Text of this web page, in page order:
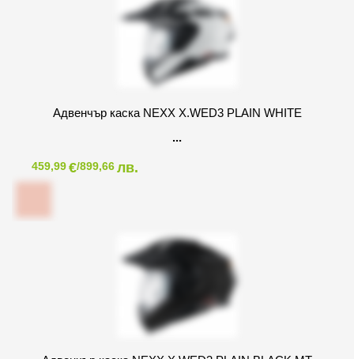
Адвенчър каска NEXX X.WED3 PLAIN WHITE
459,99€/899,66лв.